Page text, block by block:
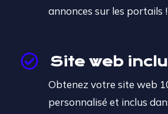
annonces sur les portails !
Site web
Obtenez votre site web
personnalisé et inclus